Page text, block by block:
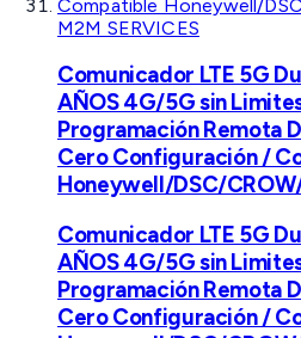
M2M SERVICES
Comunicador LTE 5G
AÑOS 4G/5G sin
Programación Remota
Cero Configuración /
Honeywell/DSC/
Comunicador LTE 5G
AÑOS 4G/5G sin
Programación Remota
Cero Configuración /